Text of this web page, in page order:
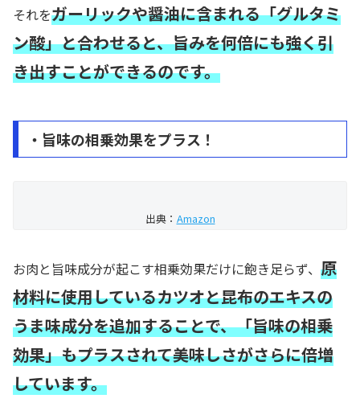
それをガーリックや醤油に含まれる「グルタミ
ン酸」と合わせると、旨みを何倍にも強く引
き出すことができるのです。
・旨味の相乗効果をプラス！
出典： Amazon
お肉と旨味成分が起こす相乗効果だけに飽き足らず、 原
材料に使用しているカツオと昆布のエキスの
うま味成分を追加することで、「旨味の相乗
効果」もプラスされて美味しさがさらに倍増
しています。